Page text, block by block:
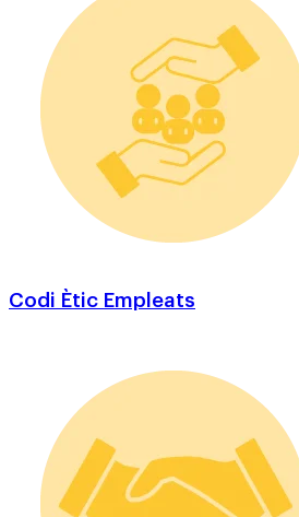
Codi Ètic Empleats